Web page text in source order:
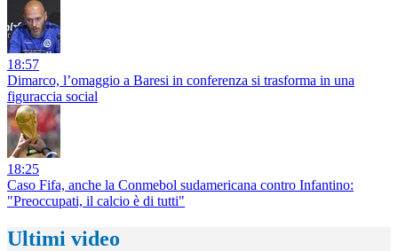
18:57
Dimarco, l’omaggio a Baresi in conferenza si trasforma in una
figuraccia social
18:25
Caso Fifa, anche la Conmebol sudamericana contro Infantino:
"Preoccupati, il calcio è di tutti"
Ultimi video